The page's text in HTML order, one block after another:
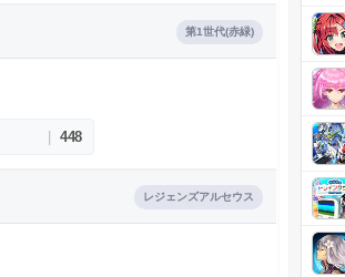
第1世代(赤緑)
448
レジェンズアルセウス